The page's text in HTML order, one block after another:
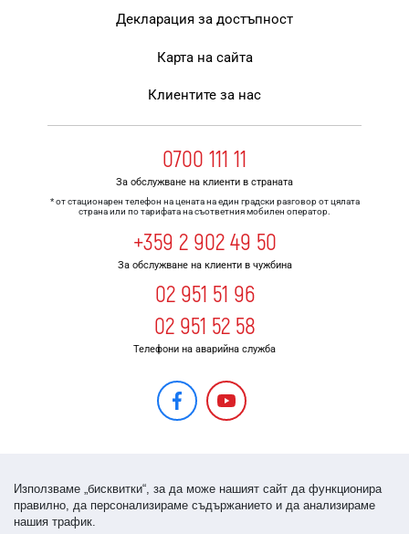
Декларация за достъпност
Карта на сайта
Клиентите за нас
0700 111 11
За обслужване на клиенти в страната
* от стационарен телефон на цената на един градски разговор от цялата
страна или по тарифата на съответния мобилен оператор.
+359 2 902 49 50
За обслужване на клиенти в чужбина
02 951 51 96
02 951 52 58
Телефони на аварийна служба
Използваме „бисквитки“, за да може нашият сайт да функционира
правилно, да персонализираме съдържанието и да анализираме
нашия трафик.